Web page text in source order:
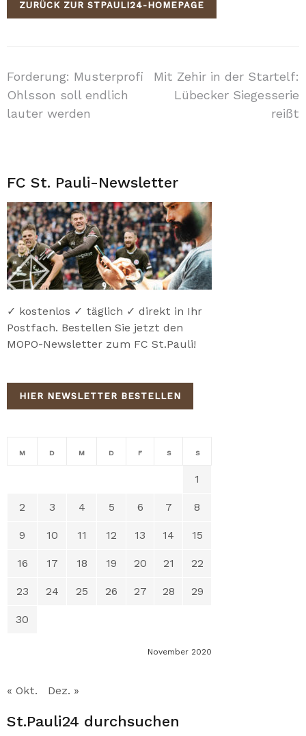
ZURÜCK ZUR STPAULI24-HOMEPAGE
Beitragsnavigation
Forderung: Musterprofi
Ohlsson soll endlich
lauter werden
Mit Zehir in der Startelf:
Lübecker Siegesserie
reißt
FC St. Pauli-Newsletter
✓ kostenlos ✓ täglich ✓ direkt in Ihr
Postfach. Bestellen Sie jetzt den
MOPO-Newsletter zum FC St.Pauli!
HIER NEWSLETTER BESTELLEN
November 2020
M D M D F S S
1
2 3 4 5 6 7 8
9 10 11 12 13 14 15
16 17 18 19 20 21 22
23 24 25 26 27 28 29
30
« Okt. Dez. »
St.Pauli24 durchsuchen